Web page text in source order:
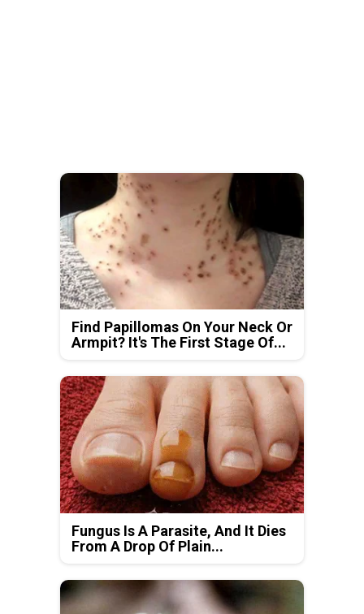
Find Papillomas On Your Neck Or
Armpit? It's The First Stage Of...
Fungus Is A Parasite, And It Dies
From A Drop Of Plain...